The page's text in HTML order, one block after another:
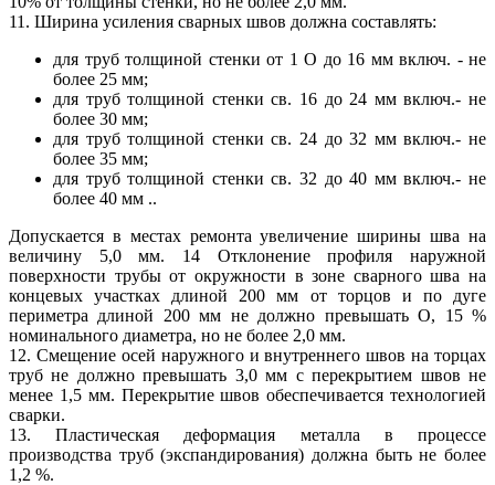
11. Ширина усиления сварных швов должна составлять:
для труб толщиной стенки от 1 О до 16 мм включ. - не
более 25 мм;
для труб толщиной стенки св. 16 до 24 мм включ.- не
более 30 мм;
для труб толщиной стенки св. 24 до 32 мм включ.- не
более 35 мм;
для труб толщиной стенки св. 32 до 40 мм включ.- не
более 40 мм ..
Допускается в местах ремонта увеличение ширины шва на
величину 5,0 мм. 14 Отклонение профиля наружной
поверхности трубы от окружности в зоне сварного шва на
концевых участках длиной 200 мм от торцов и по дуге
периметра длиной 200 мм не должно превышать О, 15 %
номинального диаметра, но не более 2,0 мм.
12. Смещение осей наружного и внутреннего швов на торцах
труб не должно превышать 3,0 мм с перекрытием швов не
менее 1,5 мм. Перекрытие швов обеспечивается технологией
сварки.
13. Пластическая деформация металла в процессе
производства труб (экспандирования) должна быть не более
1,2 %.